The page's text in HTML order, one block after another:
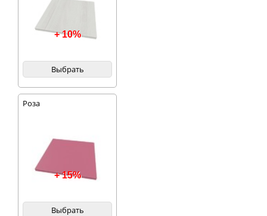
+ 10%
Выбрать
Роза
+ 15%
Выбрать